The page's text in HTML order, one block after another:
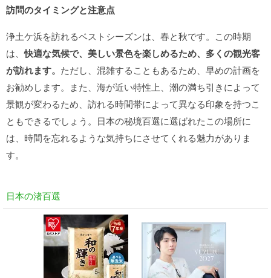
訪問のタイミングと注意点
浄土ケ浜を訪れるベストシーズンは、春と秋です。この時期
は、快適な気候で、美しい景色を楽しめるため、多くの観光客
が訪れます。 ただし、混雑することもあるため、早めの計画を
お勧めします。また、海が近い特性上、潮の満ち引きによって
景観が変わるため、訪れる時間帯によって異なる印象を持つこ
ともできるでしょう。日本の秘境百選に選ばれたこの場所に
は、時間を忘れるような気持ちにさせてくれる魅力がありま
す。
日本の渚百選